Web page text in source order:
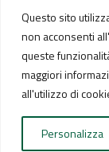
Questo sito
non acconsenti
queste
maggiori
all'utilizzo di
Personalizza
Media policy
Realizzato da: